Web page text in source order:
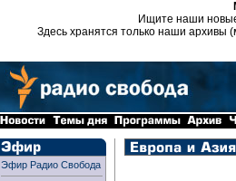
Ищите наши
Здесь хранятся только наши архивы
Эфир Радио Свобода